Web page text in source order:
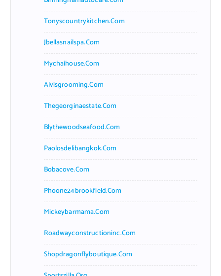
Tonyscountrykitchen.com
Jbellasnailspa.com
Mychaihouse.com
Alvisgrooming.com
Thegeorginaestate.com
Blythewoodseafood.com
Paolosdelibangkok.com
Bobacove.com
Phoone24brookfield.com
Mickeybarmama.com
Roadwayconstructioninc.com
Shopdragonflyboutique.com